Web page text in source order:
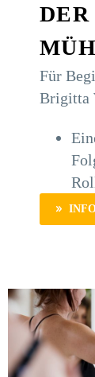
DER
Für
Brigitta